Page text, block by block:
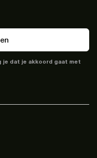
je dat je akkoord gaat met